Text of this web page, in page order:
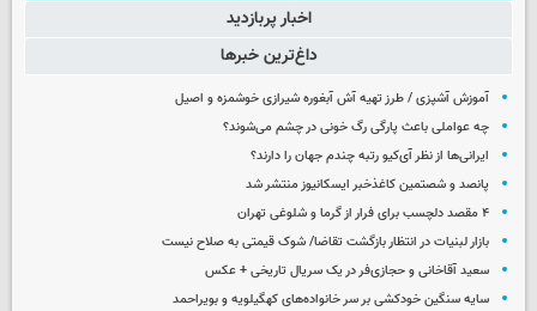
اخبار پربازدید
داغ‌ترین خبرها
آموزش آشپزی / طرز تهیه آش آبغوره شیرازی خوشمزه و اصیل
چه عواملی باعث پارگی رگ خونی در چشم می‌شوند؟
ایرانی‌ها از نظر آی‌کیو رتبه چندم جهان را دارند؟
پانصد و شصتمین کاغذخبر ایسکانیوز منتشر شد
۴ مقصد دلچسب برای فرار از گرما و شلوغی تهران
بازار لبنیات در انتظار بازگشت تقاضا/ شوک قیمتی به صلاح نیست
سعید آقاخانی و حجازی‌فر در یک سریال تاریخی + عکس
سایه سنگین خودکشی بر سر خانواده‌های کهگیلویه و بویراحمد